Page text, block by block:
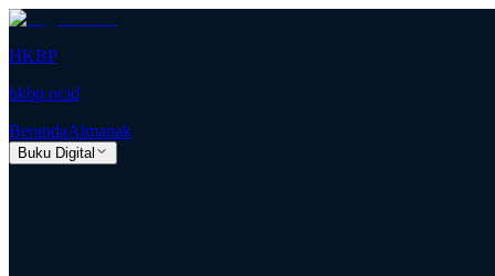
HKBP
hkbp.or.id
BerandaAlmanak
Buku Digital